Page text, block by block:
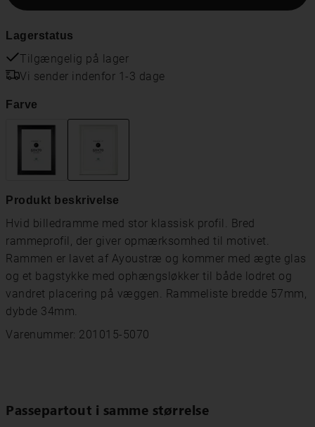
Lagerstatus
Tilgængelig på lager
Vi sender indenfor 1-3 dage
Farve
Produkt beskrivelse
Hvid billedramme med stor klassisk profil. Bred
rammeprofil, der giver opmærksomhed til motivet.
Rammen er lavet af Ayoustræ og kommer med ægte glas
og et bagstykke med ophængsløkker til både lodret og
vandret placering på væggen. Rammeliste bredde 57mm,
dybde 34mm.
Varenummer: 201015-5070
Passepartout i samme størrelse